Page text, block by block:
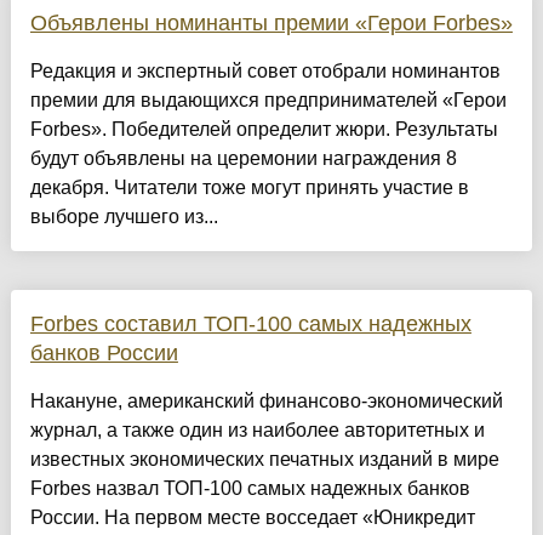
Объявлены номинанты премии «Герои Forbes»
Редакция и экспертный совет отобрали номинантов
премии для выдающихся предпринимателей «Герои
Forbes». Победителей определит жюри. Результаты
будут объявлены на церемонии награждения 8
декабря. Читатели тоже могут принять участие в
выборе лучшего из...
Forbes составил ТОП-100 самых надежных
банков России
Накануне, американский финансово-экономический
журнал, а также один из наиболее авторитетных и
известных экономических печатных изданий в мире
Forbes назвал ТОП-100 самых надежных банков
России. На первом месте восседает «Юникредит